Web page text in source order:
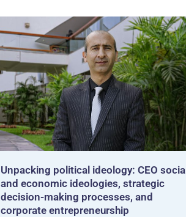
Unpacking political ideology: CEO social
and economic ideologies, strategic
decision-making processes, and
corporate entrepreneurship